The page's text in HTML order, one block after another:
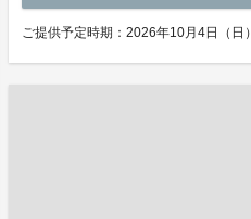
ご提供予定時期：2026年10月4日（日）